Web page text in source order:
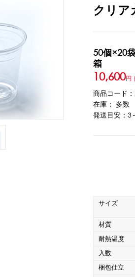
プ
シェイバー 家庭用かき氷機 刃物・替
コップ型カップ
クリア
50個×20
箱
10,600円
商品コード
在庫： 多数
発送目安：3
サイズ
材質
耐熱温度
入数
梱包仕立